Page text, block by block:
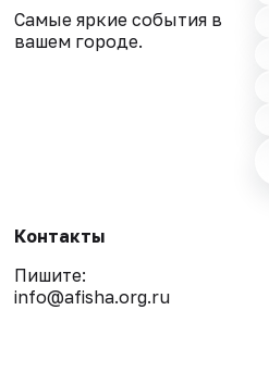
Самые яркие события в
вашем городе.
Контакты
Пишите:
info@afisha.org.ru